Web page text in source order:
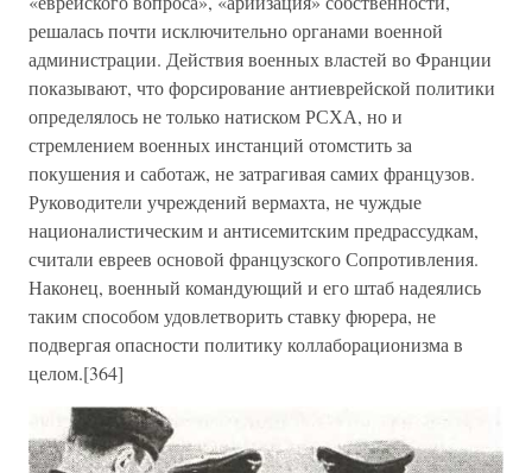
решалась почти исключительно органами военной
администрации. Действия военных властей во Франции
показывают, что форсирование антиеврейской политики
определялось не только натиском РСХА, но и
стремлением военных инстанций отомстить за
покушения и саботаж, не затрагивая самих французов.
Руководители учреждений вермахта, не чуждые
националистическим и антисемитским предрассудкам,
считали евреев основой французского Сопротивления.
Наконец, военный командующий и его штаб надеялись
таким способом удовлетворить ставку фюрера, не
подвергая опасности политику коллаборационизма в
целом.[364]